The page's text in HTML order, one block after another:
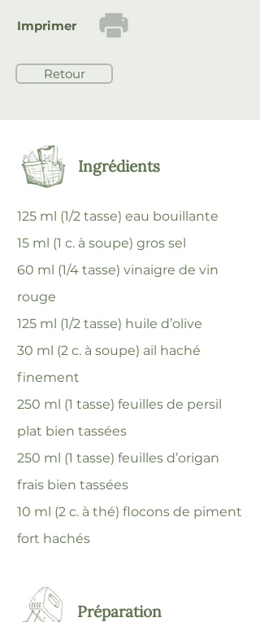
Imprimer
Retour
Ingrédients
125 ml (1/2 tasse) eau bouillante
15 ml (1 c. à soupe) gros sel
60 ml (1/4 tasse) vinaigre de vin
rouge
125 ml (1/2 tasse) huile d’olive
30 ml (2 c. à soupe) ail haché
finement
250 ml (1 tasse) feuilles de persil
plat bien tassées
250 ml (1 tasse) feuilles d’origan
frais bien tassées
10 ml (2 c. à thé) flocons de piment
fort hachés
Préparation